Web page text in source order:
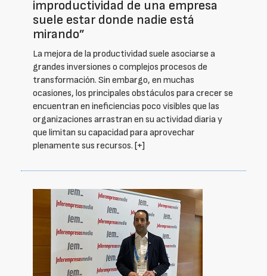
improductividad de una empresa
suele estar donde nadie está
mirando”
La mejora de la productividad suele asociarse a
grandes inversiones o complejos procesos de
transformación. Sin embargo, en muchas
ocasiones, los principales obstáculos para crecer se
encuentran en ineficiencias poco visibles que las
organizaciones arrastran en su actividad diaria y
que limitan su capacidad para aprovechar
plenamente sus recursos. [+]